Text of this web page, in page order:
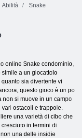
Abilità
Snake
online Snake condominio,
a un giocattolo
sia divertente vi
questo gioco è un po
non si muove in un campo
ostacoli e trappole.
una varietà di cibo che
in termini di
una delle insidie